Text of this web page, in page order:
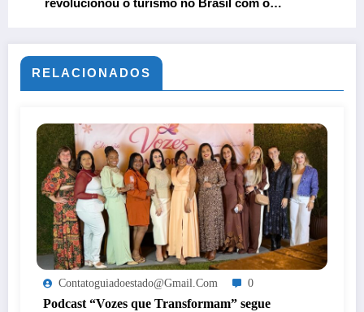
revolucionou o turismo no Brasil com o
RELACIONADOS
Contatoguiadoestado@gmail.com 0
Podcast “Vozes que Transformam” segue